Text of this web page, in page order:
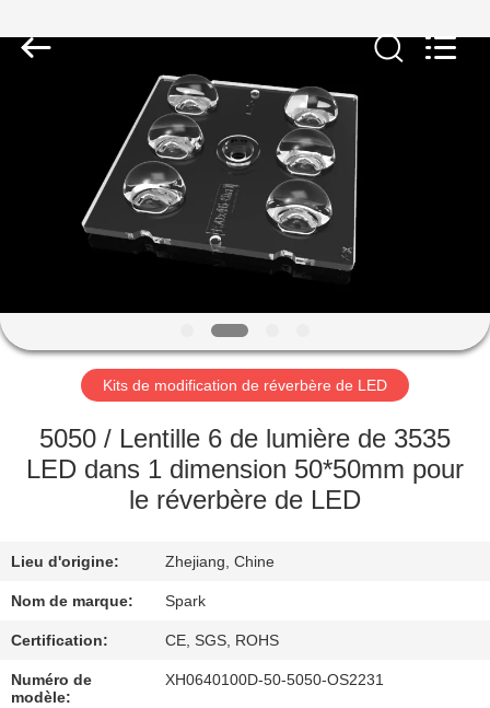
MAISON
PRODUITS
À
PROPOS
NOUS
L'USINE
CONTRÔLE
DE
Co.,
Kits de modification de réverbère de LED
5050 / Lentille 6 de lumière de 3535
LED dans 1 dimension 50*50mm pour
le réverbère de LED
Lieu d'origine: Zhejiang, Chine
Nom de marque: Spark
Certification: CE, SGS, ROHS
Numéro de
modèle:
XH0640100D-50-5050-OS2231